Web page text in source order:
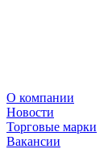
О компании
Новости
Торговые марки
Вакансии